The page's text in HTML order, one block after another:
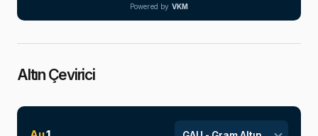
Powered by VKM
Altın Çevirici